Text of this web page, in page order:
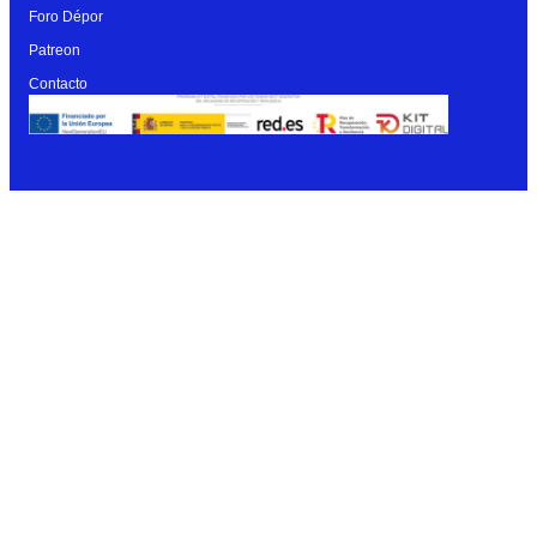
Foro Dépor
Patreon
Contacto